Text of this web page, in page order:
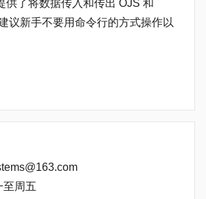
供了将数据传入和传出 OJS 和
议新手不要用命令行的方式操作以
至周五